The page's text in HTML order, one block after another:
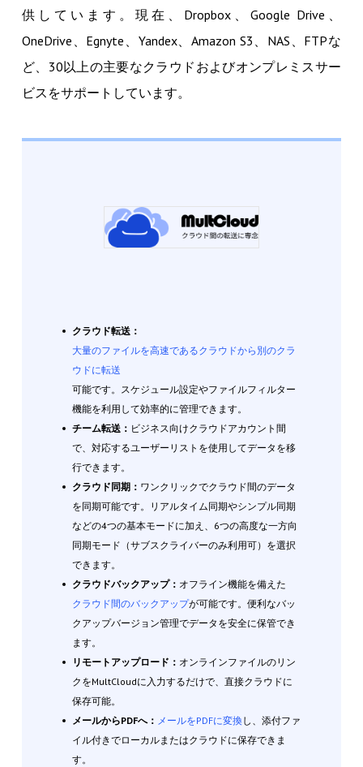
供しています。現在、Dropbox、Google Drive、
OneDrive、Egnyte、Yandex、Amazon S3、NAS、FTPな
ど、30以上の主要なクラウドおよびオンプレミスサー
ビスをサポートしています。
クラウド転送：
大量のファイルを高速であるクラウドから別のクラ
ウドに転送
可能です。スケジュール設定やファイルフィルター
機能を利用して効率的に管理できます。
チーム転送： ビジネス向けクラウドアカウント間
で、対応するユーザーリストを使用してデータを移
行できます。
クラウド同期： ワンクリックでクラウド間のデータ
を同期可能です。リアルタイム同期やシンプル同期
などの4つの基本モードに加え、6つの高度な一方向
同期モード（サブスクライバーのみ利用可）を選択
できます。
クラウドバックアップ： オフライン機能を備えた
クラウド間のバックアップが可能です。便利なバッ
クアップバージョン管理でデータを安全に保管でき
ます。
リモートアップロード： オンラインファイルのリン
クをMultCloudに入力するだけで、直接クラウドに
保存可能。
メールからPDFへ： メールをPDFに変換 し、添付ファ
イル付きでローカルまたはクラウドに保存できま
す。